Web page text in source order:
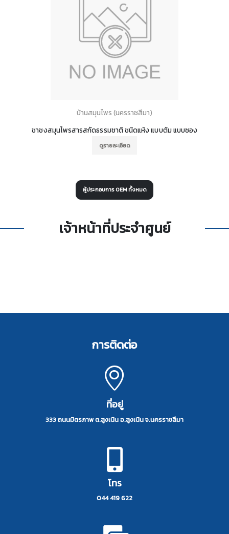
บ้านสมุนไพร (นครราชสีมา)
ชาชงสมุนไพรสารสกัดธรรมชาติ ชนิดแห้ง แบบต้ม แบบซอง
ดูรายละเอียด
ผู้ประกอบการ OEM ทั้งหมด
เจ้าหน้าที่ประจำศูนย์
การติดต่อ
ที่อยู่
333 ถนนมิตรภาพ ต.สูงเนิน อ.สูงเนิน จ.นครราชสีมา
โทร
044 419 622